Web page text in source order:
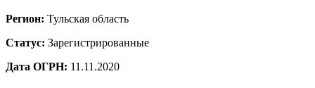
Регион: Тульская область
Статус: Зарегистрированные
Дата ОГРН: 11.11.2020